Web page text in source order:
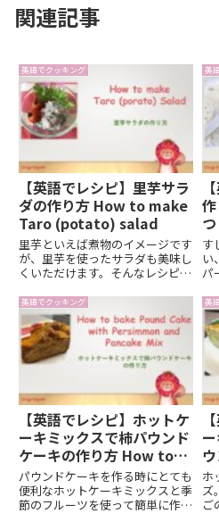
関連記事
英語でクッキング
【英語でレシピ】里芋サラ
ダの作り方 How to make
Taro (potato) salad
里芋といえば煮物のイメージです
が、里芋を使ったサラダも美味し
くいただけます。そんなレシピを
す。
英
す
い
パ
は
語
英語でクッキング
【英語でレシピ】ホットケ
ーキミックスで柿パウンド
ケーキの作り方 How to
bake pound cake with
persimmon and
pancake mix
パウンドケーキを作る時にとても
便利なホットケーキミックスと季
節のフルーツを使って簡単に作る
英
ホ
ズ
ご